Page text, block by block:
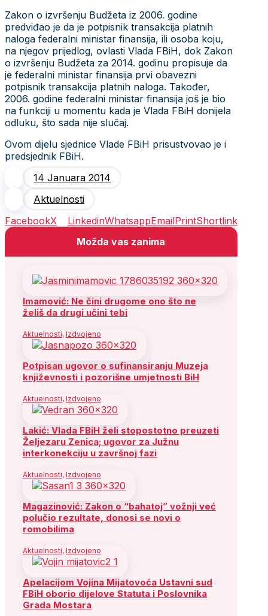
Zakon o izvršenju Budžeta iz 2006. godine
predviđao je da je potpisnik transakcija platnih
naloga federalni ministar finansija, ili osoba koju,
na njegov prijedlog, ovlasti Vlada FBiH, dok Zakon
o izvršenju Budžeta za 2014. godinu propisuje da
je federalni ministar finansija prvi obavezni
potpisnik transakcija platnih naloga. Također,
2006. godine federalni ministar finansija još je bio
na funkciji u momentu kada je Vlada FBiH donijela
odluku, što sada nije slučaj.
Ovom dijelu sjednice Vlade FBiH prisustvovao je i
predsjednik FBiH.
14 Januara 2014
Aktuelnosti
FacebookX LinkedinWhatsappEmailPrintShortlink
Možda vas zanima
Imamović: Ne čini drugome ono što ne
želiš da drugi učini tebi
Aktuelnosti, Izdvojeno
Potpisan ugovor o sufinansiranju Muzeja
književnosti i pozorišne umjetnosti BiH
Aktuelnosti, Izdvojeno
Lakić: Vlada FBiH želi stopostotno preuzeti
Željezaru Zenica; ugovor za Južnu
interkonekciju u završnoj fazi
Aktuelnosti, Izdvojeno
Magazinović: Zakon o “bahatoj” vožnji već
polučio rezultate, donosi se novi o
romobilima
Aktuelnosti, Izdvojeno
Apelacijom Vojina Mijatovoća Ustavni sud
FBiH oborio dijelove Statuta i Poslovnika
Grada Mostara